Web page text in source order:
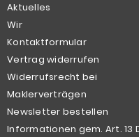
Aktuelles
Wir
Kontaktformular
Vertrag widerrufen
Widerrufsrecht bei
Maklerverträgen
Newsletter bestellen
Informationen gem. Art. 13